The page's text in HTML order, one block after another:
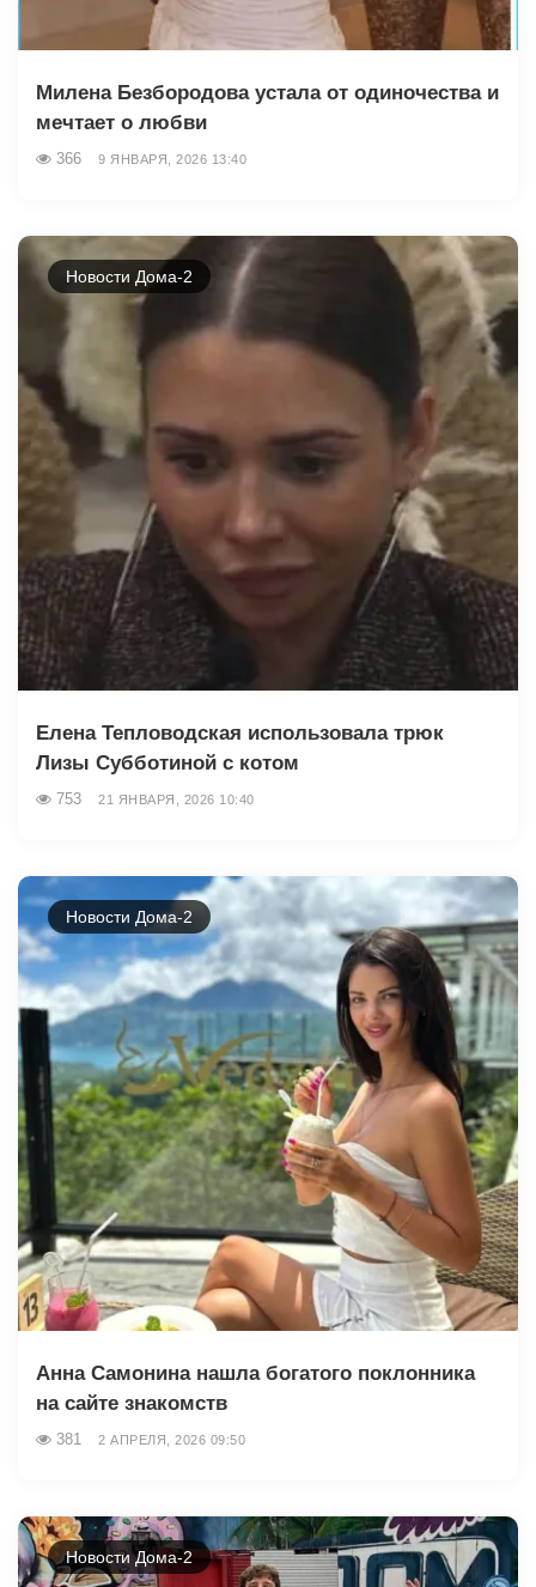
Милена Безбородова устала от одиночества и
мечтает о любви
366 9 ЯНВАРЯ, 2026 13:40
Новости Дома-2
Елена Тепловодская использовала трюк
Лизы Субботиной с котом
753 21 ЯНВАРЯ, 2026 10:40
Новости Дома-2
Анна Самонина нашла богатого поклонника
на сайте знакомств
381 2 АПРЕЛЯ, 2026 09:50
Новости Дома-2